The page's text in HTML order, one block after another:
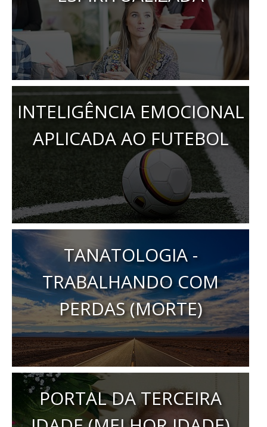
INTELIGÊNCIA EMOCIONAL
APLICADA AO FUTEBOL
TANATOLOGIA -
TRABALHANDO COM
PERDAS (MORTE)
PORTAL DA TERCEIRA